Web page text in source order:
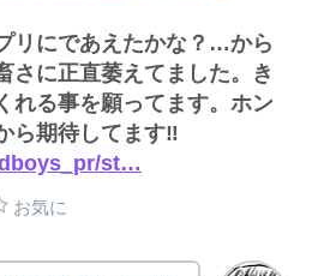
リにであえたかな？…から
さに正直萎えてました。き
れる事を願ってます。ホン
ら期待してます‼️
st…
お気に